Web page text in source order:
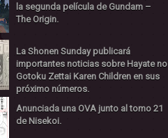
la segunda película de Gundam –
The Origin.
La Shonen Sunday publicará
importantes noticias sobre Hayate no
Gotoku Zettai Karen Children en sus
próximo números.
Anunciada una OVA junto al tomo 21
de Nisekoi.